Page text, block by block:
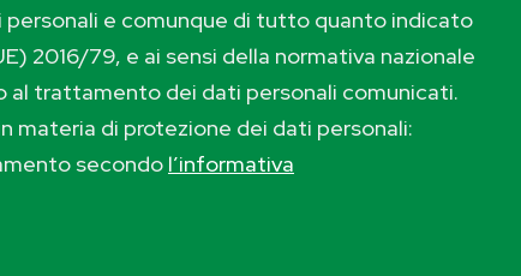
e comunque di tutto quanto indicato
2016/79, e ai sensi della normativa nazionale
al trattamento dei dati personali comunicati.
materia di protezione dei dati personali:
secondo l’informativa